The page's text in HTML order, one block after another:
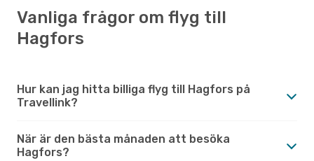
Vanliga frågor om flyg till
Hagfors
Hur kan jag hitta billiga flyg till Hagfors på
Travellink?
När är den bästa månaden att besöka
Hagfors?